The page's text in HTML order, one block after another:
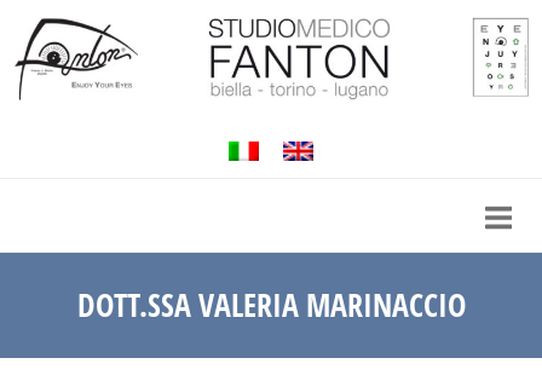
Passa
contenuto
DOTT.SSA VALERIA MARINACCIO